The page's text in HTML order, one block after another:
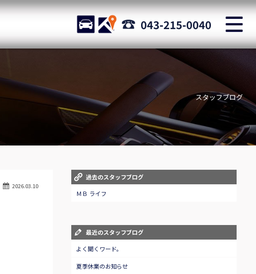
STOCK ACCESS 043-215-0040
お問い合わせ
自動車保険
Car insurance
スタッフblog
Staff blog
スタッフブログ
2026.03.10
過去のスタッフブログ
ＭＢ ライフ
最近のスタッフブログ
よく聞くワード。
夏季休業のお知らせ